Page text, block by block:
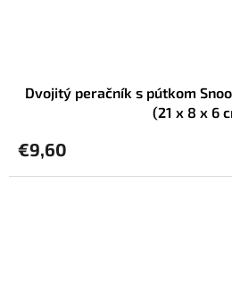
Dvojitý peračník s pútkom
(21 x 8 x 6
€9,60